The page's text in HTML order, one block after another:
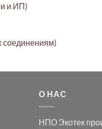
и ИП)
соединениям)
О НАС
НПО Экотек